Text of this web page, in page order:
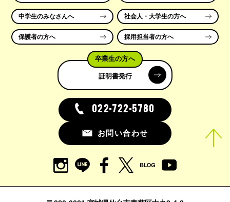
中学生のみなさんへ 社会人・大学生の方へ
保護者の方へ 採用担当者の方へ
卒業生の方へ
証明書発行
022-722-5780
お問い合わせ